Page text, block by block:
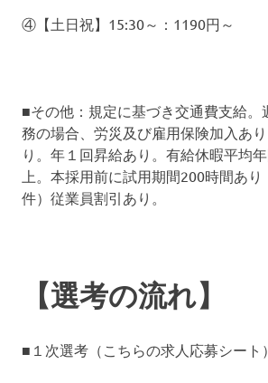
④【土日祝】15:30～：1190円～
■その他：規定に基づき交通費支給。
務の場合、労災及び雇用保険加入あ
り。年１回昇給あり。有給休暇平均
上。本採用前に試用期間200時間あ
件）従業員割引あり。
【選考の流れ】
■１次選考（こちらの求人応募シート）